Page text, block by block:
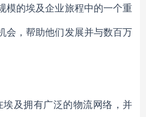
模的埃及企业旅程中的一个重
会，帮助他们发展并与数百万
埃及拥有广泛的物流网络，并